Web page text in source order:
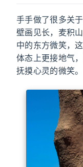
手手做了很多关
壁画见长，麦积
中的东方微笑，
体态上更接地气
抚摸心灵的微笑。